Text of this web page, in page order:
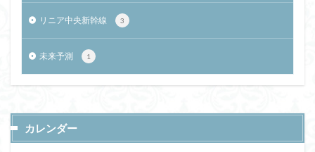
リニア中央新幹線 3
未来予測 1
カレンダー